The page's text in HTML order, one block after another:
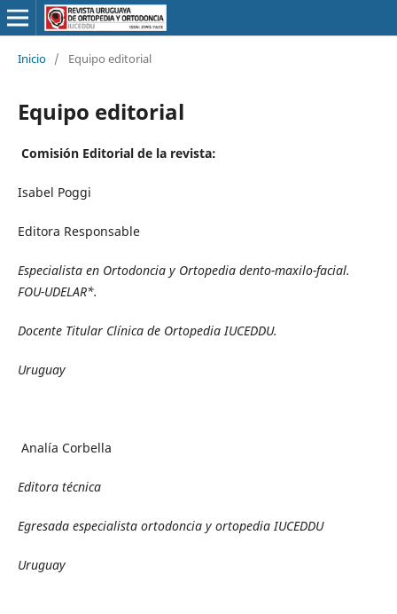
Inicio / Equipo editorial
Equipo editorial
Comisión Editorial de la revista:
Isabel Poggi
Editora Responsable
Especialista en Ortodoncia y Ortopedia dento-maxilo-facial.
FOU-UDELAR*.
Docente Titular Clínica de Ortopedia IUCEDDU.
Uruguay
Analía Corbella
Editora técnica
Egresada especialista ortodoncia y ortopedia IUCEDDU
Uruguay